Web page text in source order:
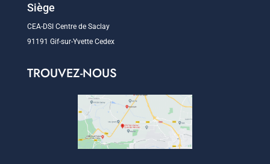
Siège
CEA-DSI Centre de Saclay
91191 Gif-sur-Yvette Cedex
TROUVEZ-NOUS